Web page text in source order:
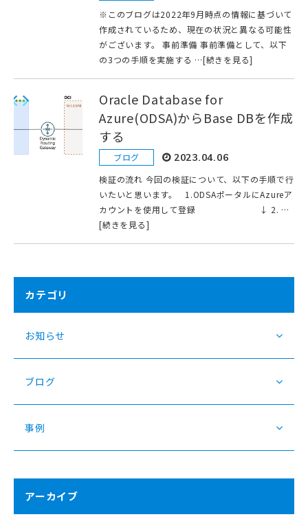
※このブログは2022年9月時点の情報に基づいて
作成されているため、現在の状況と異なる可能性
がございます。 事前準備 事前準備として、以下
の3つの手順を実施する …[続きを見る]
Oracle Database for
Azure(ODSA)からBase DBを作成
する
ブログ 2023.04.06
検証の流れ 今回の検証について、以下の手順で行
いたいと思います。 1.ODSAポータルにAzureア
カウントを使用して登録 ↓ 2. …
[続きを見る]
カテゴリ
お知らせ
ブログ
事例
アーカイブ